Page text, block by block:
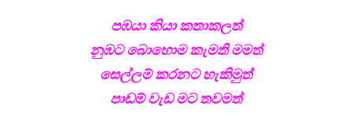
පඹයා කියා කතාකලත්
නුඹට බොහොම කැමති මමත්
සෙල්ලම් කරනට හැකිමුත්
පාඩම් වැඩ මට තවමත්